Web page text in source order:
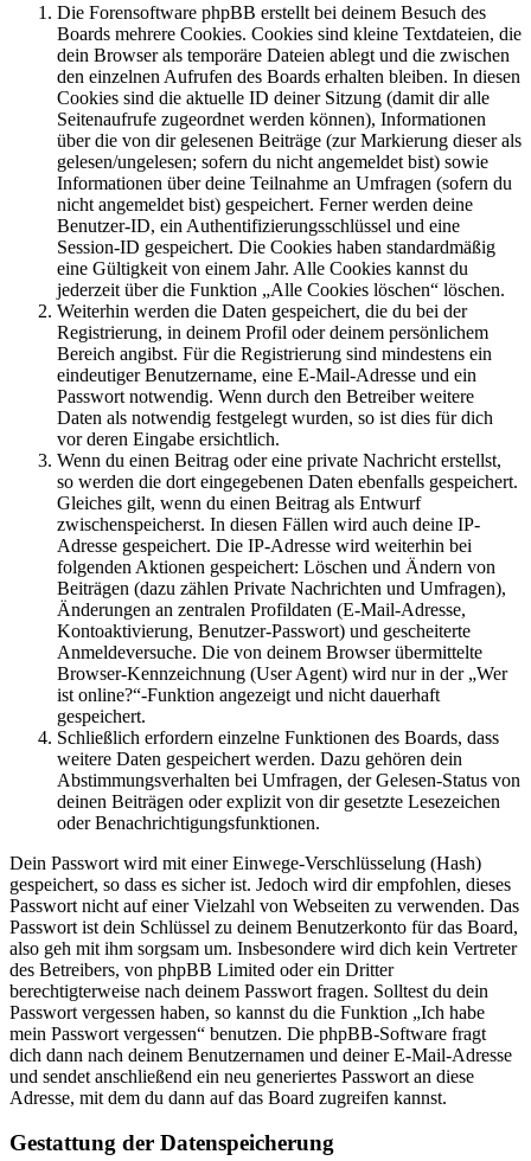
Die Forensoftware phpBB erstellt bei deinem Besuch des
Boards mehrere Cookies. Cookies sind kleine Textdateien, die
dein Browser als temporäre Dateien ablegt und die zwischen
den einzelnen Aufrufen des Boards erhalten bleiben. In diesen
Cookies sind die aktuelle ID deiner Sitzung (damit dir alle
Seitenaufrufe zugeordnet werden können), Informationen
über die von dir gelesenen Beiträge (zur Markierung dieser als
gelesen/ungelesen; sofern du nicht angemeldet bist) sowie
Informationen über deine Teilnahme an Umfragen (sofern du
nicht angemeldet bist) gespeichert. Ferner werden deine
Benutzer-ID, ein Authentifizierungsschlüssel und eine
Session-ID gespeichert. Die Cookies haben standardmäßig
eine Gültigkeit von einem Jahr. Alle Cookies kannst du
jederzeit über die Funktion „Alle Cookies löschen“ löschen.
Weiterhin werden die Daten gespeichert, die du bei der
Registrierung, in deinem Profil oder deinem persönlichem
Bereich angibst. Für die Registrierung sind mindestens ein
eindeutiger Benutzername, eine E-Mail-Adresse und ein
Passwort notwendig. Wenn durch den Betreiber weitere
Daten als notwendig festgelegt wurden, so ist dies für dich
vor deren Eingabe ersichtlich.
Wenn du einen Beitrag oder eine private Nachricht erstellst,
so werden die dort eingegebenen Daten ebenfalls gespeichert.
Gleiches gilt, wenn du einen Beitrag als Entwurf
zwischenspeicherst. In diesen Fällen wird auch deine IP-
Adresse gespeichert. Die IP-Adresse wird weiterhin bei
folgenden Aktionen gespeichert: Löschen und Ändern von
Beiträgen (dazu zählen Private Nachrichten und Umfragen),
Änderungen an zentralen Profildaten (E-Mail-Adresse,
Kontoaktivierung, Benutzer-Passwort) und gescheiterte
Anmeldeversuche. Die von deinem Browser übermittelte
Browser-Kennzeichnung (User Agent) wird nur in der „Wer
ist online?“-Funktion angezeigt und nicht dauerhaft
gespeichert.
Schließlich erfordern einzelne Funktionen des Boards, dass
weitere Daten gespeichert werden. Dazu gehören dein
Abstimmungsverhalten bei Umfragen, der Gelesen-Status von
deinen Beiträgen oder explizit von dir gesetzte Lesezeichen
oder Benachrichtigungsfunktionen.
Dein Passwort wird mit einer Einwege-Verschlüsselung (Hash)
gespeichert, so dass es sicher ist. Jedoch wird dir empfohlen, dieses
Passwort nicht auf einer Vielzahl von Webseiten zu verwenden. Das
Passwort ist dein Schlüssel zu deinem Benutzerkonto für das Board,
also geh mit ihm sorgsam um. Insbesondere wird dich kein Vertreter
des Betreibers, von phpBB Limited oder ein Dritter
berechtigterweise nach deinem Passwort fragen. Solltest du dein
Passwort vergessen haben, so kannst du die Funktion „Ich habe
mein Passwort vergessen“ benutzen. Die phpBB-Software fragt
dich dann nach deinem Benutzernamen und deiner E-Mail-Adresse
und sendet anschließend ein neu generiertes Passwort an diese
Adresse, mit dem du dann auf das Board zugreifen kannst.
Gestattung der Datenspeicherung